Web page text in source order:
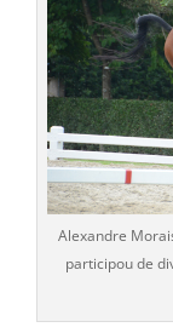
Alexandre
participou de